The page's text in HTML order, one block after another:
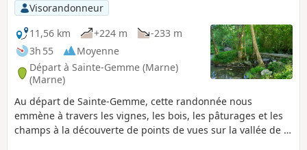
Visorandonneur
11,56 km
+224 m
-233 m
3h 55
Moyenne
Départ à Sainte-Gemme (Marne)
(Marne)
Au départ de Sainte-Gemme, cette randonnée nous
emmène à travers les vignes, les bois, les pâturages et les
champs à la découverte de points de vues sur la vallée de la